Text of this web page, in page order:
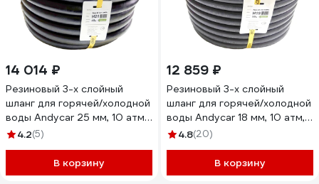
14 014 ₽
Резиновый 3-х слойный
шланг для горячей/холодной
воды Andycar 25 мм, 10 атм,
40 м H21
4.2(5)
В корзину
12 859 ₽
Резиновый 3-х слойный
шланг для горячей/холодной
воды Andycar 18 мм, 10 атм,
50 м H19
4.8(20)
В корзину